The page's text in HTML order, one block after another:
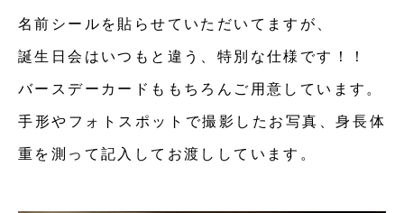
名前シールを貼らせていただいてますが、
誕生日会はいつもと違う、特別な仕様です！！
バースデーカードももちろんご用意しています。
手形やフォトスポットで撮影したお写真、身長体
重を測って記入してお渡ししています。